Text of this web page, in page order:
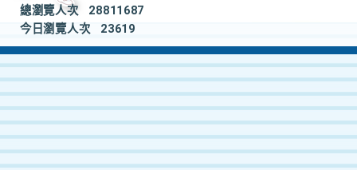
總瀏覽人次
28811687
今日瀏覽人次
23619